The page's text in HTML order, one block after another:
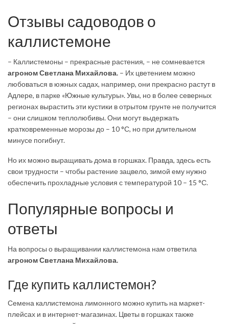
Отзывы садоводов о
каллистемоне
– Каллистемоны – прекрасные растения, – не сомневается
агроном Светлана Михайлова. – Их цветением можно
любоваться в южных садах, например, они прекрасно растут в
Адлере, в парке «Южные культуры». Увы, но в более северных
регионах вырастить эти кустики в отрытом грунте не получится
– они слишком теплолюбивы. Они могут выдержать
кратковременные морозы до – 10 °С, но при длительном
минусе погибнут.
Но их можно выращивать дома в горшках. Правда, здесь есть
свои трудности – чтобы растение зацвело, зимой ему нужно
обеспечить прохладные условия с температурой 10 – 15 °С.
Популярные вопросы и
ответы
На вопросы о выращивании каллистемона нам ответила
агроном Светлана Михайлова.
Где купить каллистемон?
Семена каллистемона лимонного можно купить на маркет-
плейсах и в интернет-магазинах. Цветы в горшках также